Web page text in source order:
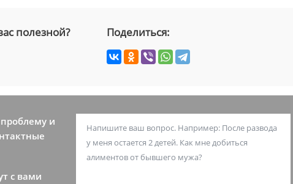
полезной? Поделиться:
и
с вами